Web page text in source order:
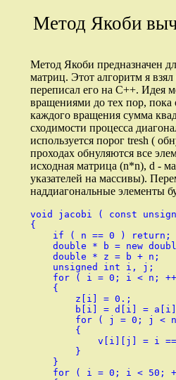
Метод Якоби
Метод Якоби предназначен
матриц. Этот алгоритм я
переписал его на С++. Идея
вращениями до тех пор, пока
каждого вращения сумма
сходимости процесса
используется порог tresh (
проходах обнуляются все
исходная матрица (n*n), d -
указателей на массивы).
наддиагональные элементы
void jacobi ( const
{
    if ( n == 0 ) return;
double * b = new
    double * z = b + n;
    unsigned int i, j;
for ( i = 0; i < n;
    {
        z[i] = 0.;
b[i] = d[i] =
for ( j = 0; j <
        {
v[i][j] = i
        }
    }
for ( i = 0; i < 50;